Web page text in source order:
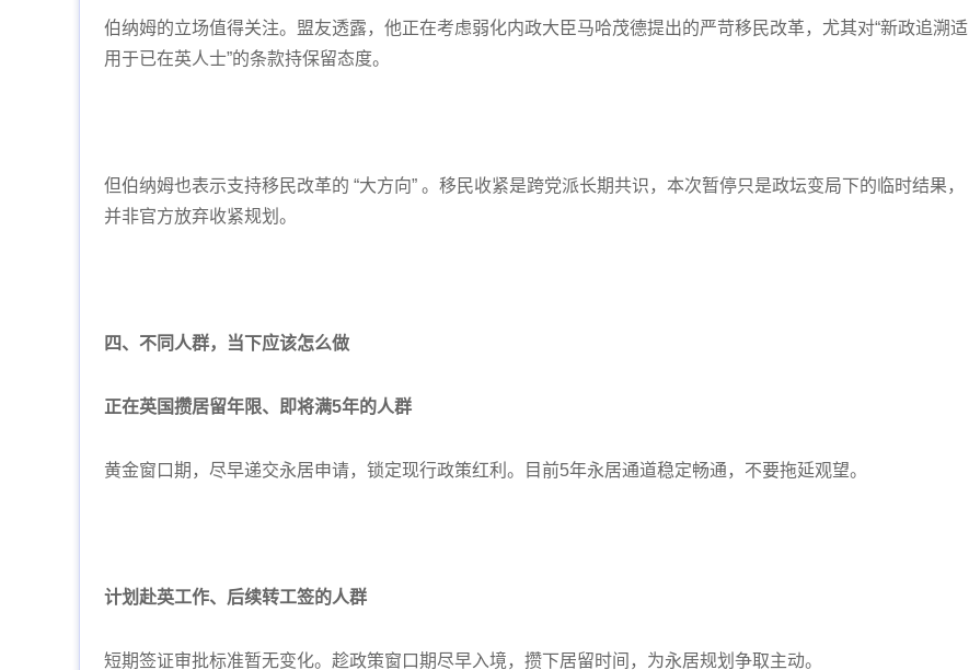
伯纳姆的立场值得关注。盟友透露，他正在考虑弱化内政大臣马哈茂德提出的严苛移民改革，尤其对“新政追溯适
用于已在英人士”的条款持保留态度。
但伯纳姆也表示支持移民改革的 “大方向” 。移民收紧是跨党派长期共识，本次暂停只是政坛变局下的临时结果，
并非官方放弃收紧规划。
四、不同人群，当下应该怎么做
正在英国攒居留年限、即将满5年的人群
黄金窗口期，尽早递交永居申请，锁定现行政策红利。目前5年永居通道稳定畅通，不要拖延观望。
计划赴英工作、后续转工签的人群
短期签证审批标准暂无变化。趁政策窗口期尽早入境，攒下居留时间，为永居规划争取主动。